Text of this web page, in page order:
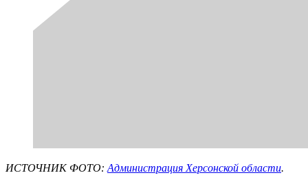
ИСТОЧНИК ФОТО: Администрация Херсонской области.